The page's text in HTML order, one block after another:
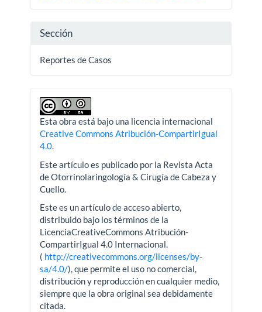
Sección
Reportes de Casos
Esta obra está bajo una licencia internacional
Creative Commons Atribución-CompartirIgual
4.0.
Este artículo es publicado por la Revista Acta
de Otorrinolaringología & Cirugía de Cabeza y
Cuello.
Este es un artículo de acceso abierto,
distribuido bajo los términos de la
LicenciaCreativeCommons Atribución-
CompartirIgual 4.0 Internacional.
( http://creativecommons.org/licenses/by-
sa/4.0/), que permite el uso no comercial,
distribución y reproducción en cualquier medio,
siempre que la obra original sea debidamente
citada.